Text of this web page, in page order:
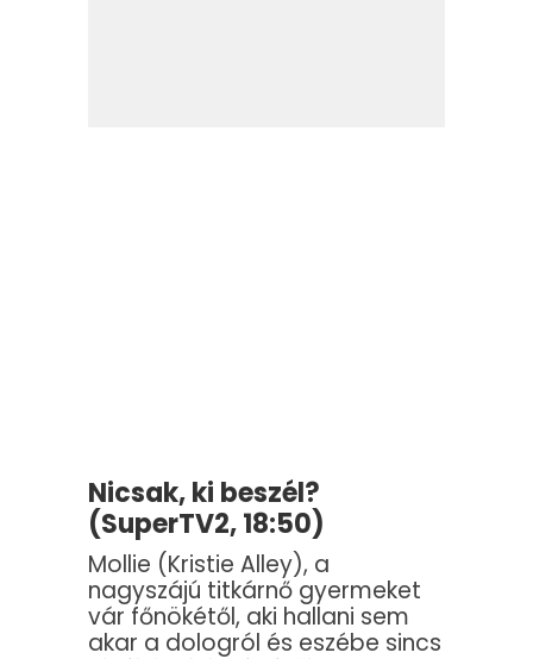
Nicsak, ki beszél?
(SuperTV2, 18:50)
Mollie (Kristie Alley), a
nagyszájú titkárnő gyermeket
vár főnökétől, aki hallani sem
akar a dologról és eszébe sincs